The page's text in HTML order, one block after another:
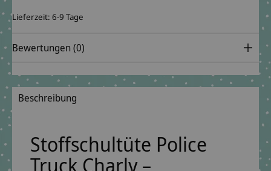
Lieferzeit: 6-9 Tage
Bewertungen (0)
Beschreibung
Stoffschultüte Police
Truck Charly –